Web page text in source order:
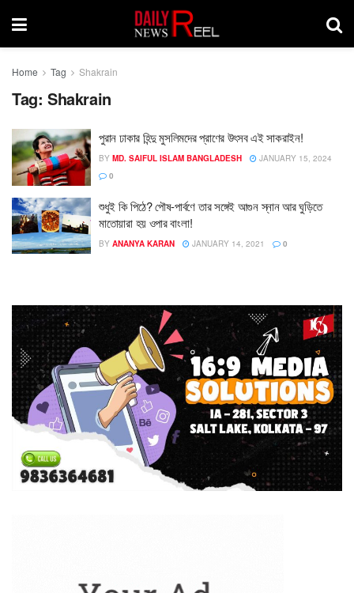
Home Tag Shakrain
Tag: Shakrain
পুরান ঢাকার হিন্দু মুসলিমদের প্রাণের উৎসব এই সাকরাইন!
BY MD. SAIFUL ISLAM BANGLADESH
JANUARY 15, 2024
0
শুধুই কি পিঠে? পৌষ-পার্বণে তার সঙ্গেই আগুন স্নান আর ঘুড়িতে
মাতোয়ারা হয় ওপার বাংলা!
BY ANANYA KARAN JANUARY 14, 2021 0